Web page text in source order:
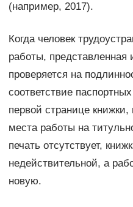
(например, 2017).
Когда человек
работы, представленная
проверяется на
соответствие
первой странице книжки,
места работы на
печать отсутствует,
недействительной, а
новую.